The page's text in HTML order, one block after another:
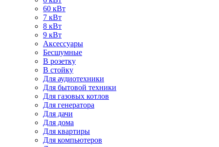
60 кВт
7 кВт
8 кВт
9 кВт
Аксессуары
Бесшумные
В розетку
В стойку
Для аудиотехники
Для бытовой техники
Для газовых котлов
Для генератора
Для дачи
Для дома
Для квартиры
Для компьютеров